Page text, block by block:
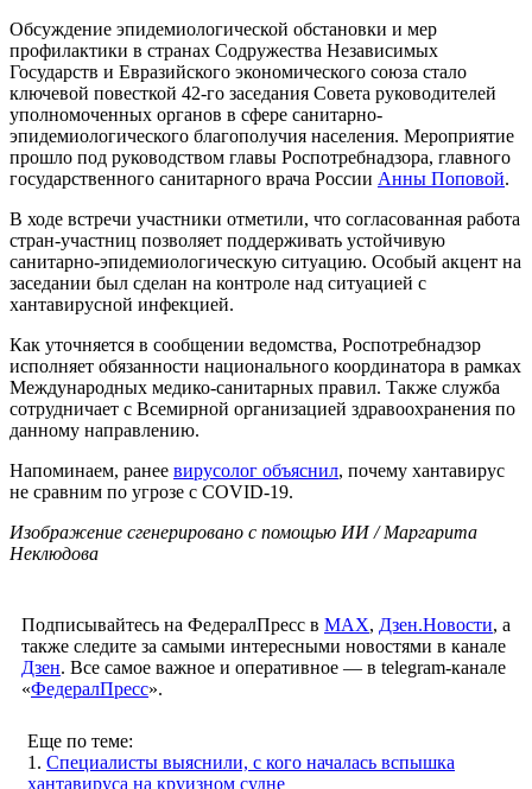
Обсуждение эпидемиологической обстановки и мер
профилактики в странах Содружества Независимых
Государств и Евразийского экономического союза стало
ключевой повесткой 42-го заседания Совета руководителей
уполномоченных органов в сфере санитарно-
эпидемиологического благополучия населения. Мероприятие
прошло под руководством главы Роспотребнадзора, главного
государственного санитарного врача России Анны Поповой.
В ходе встречи участники отметили, что согласованная работа
стран-участниц позволяет поддерживать устойчивую
санитарно-эпидемиологическую ситуацию. Особый акцент на
заседании был сделан на контроле над ситуацией с
хантавирусной инфекцией.
Как уточняется в сообщении ведомства, Роспотребнадзор
исполняет обязанности национального координатора в рамках
Международных медико-санитарных правил. Также служба
сотрудничает с Всемирной организацией здравоохранения по
данному направлению.
Напоминаем, ранее вирусолог объяснил, почему хантавирус
не сравним по угрозе с COVID-19.
Изображение сгенерировано с помощью ИИ / Маргарита
Неклюдова
Подписывайтесь на ФедералПресс в МАХ, Дзен.Новости, а
также следите за самыми интересными новостями в канале
Дзен. Все самое важное и оперативное — в telegram-канале
«ФедералПресс».
Еще по теме:
1. Специалисты выяснили, с кого началась вспышка
хантавируса на круизном судне